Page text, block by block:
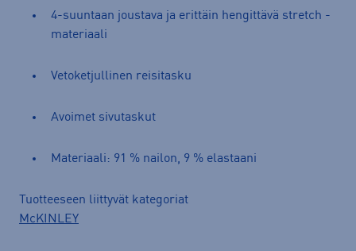
4-suuntaan joustava ja erittäin hengittävä stretch -
materiaali
Vetoketjullinen reisitasku
Avoimet sivutaskut
Materiaali: 91 % nailon, 9 % elastaani
Tuotteeseen liittyvät kategoriat
McKINLEY